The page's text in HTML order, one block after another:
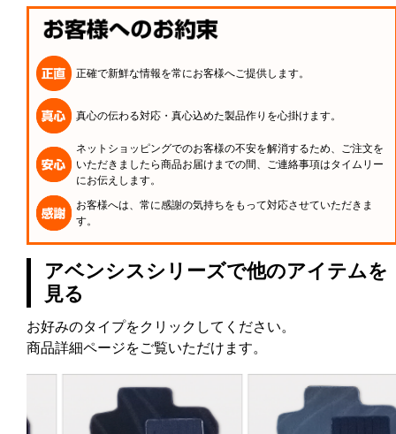
正確で新鮮な情報を常にお客様へご提供します。
真心の伝わる対応・真心込めた製品作りを心掛けます。
ネットショッピングでのお客様の不安を解消するため、ご注文を
いただきましたら商品お届けまでの間、ご連絡事項はタイムリー
にお伝えします。
お客様へは、常に感謝の気持ちをもって対応させていただきま
す。
アベンシスシリーズで他のアイテムを
見る
お好みのタイプをクリックしてください。
商品詳細ページをご覧いただけます。